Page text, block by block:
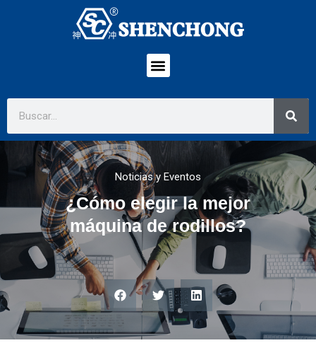
Noticias y Eventos
¿Cómo elegir la mejor
máquina de rodillos?